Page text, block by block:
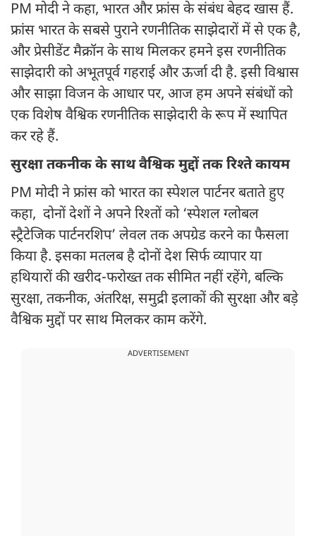
PM मोदी ने कहा, भारत और फ्रांस के संबंध बेहद खास हैं.
फ्रांस भारत के सबसे पुराने रणनीतिक साझेदारों में से एक है,
और प्रेसीडेंट मैक्रॉन के साथ मिलकर हमने इस रणनीतिक
साझेदारी को अभूतपूर्व गहराई और ऊर्जा दी है. इसी विश्वास
और साझा विजन के आधार पर, आज हम अपने संबंधों को
एक विशेष वैश्विक रणनीतिक साझेदारी के रूप में स्थापित
कर रहे हैं.
सुरक्षा तकनीक के साथ वैश्विक मुद्दों तक रिश्ते कायम
PM मोदी ने फ्रांस को भारत का स्पेशल पार्टनर बताते हुए
कहा, दोनों देशों ने अपने रिश्तों को ‘स्पेशल ग्लोबल
स्ट्रैटेजिक पार्टनरशिप’ लेवल तक अपग्रेड करने का फैसला
किया है. इसका मतलब है दोनों देश सिर्फ व्यापार या
हथियारों की खरीद-फरोख्त तक सीमित नहीं रहेंगे, बल्कि
सुरक्षा, तकनीक, अंतरिक्ष, समुद्री इलाकों की सुरक्षा और बड़े
वैश्विक मुद्दों पर साथ मिलकर काम करेंगे.
ADVERTISEMENT